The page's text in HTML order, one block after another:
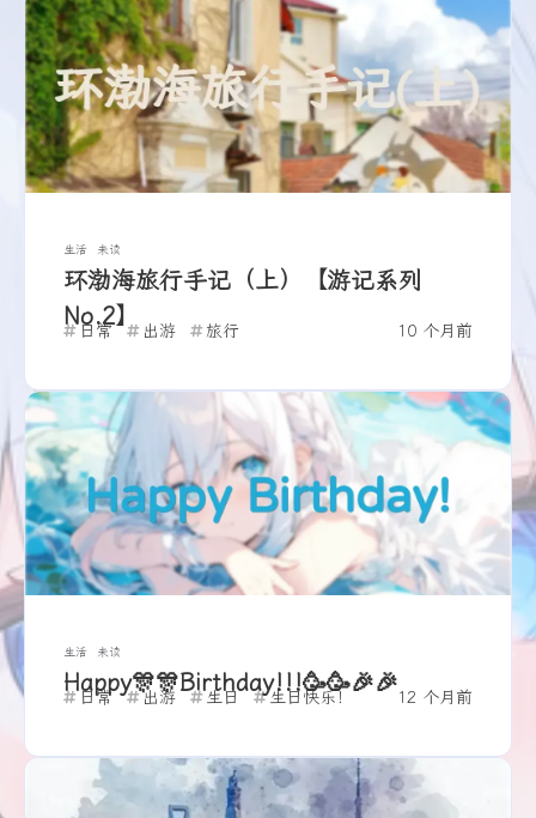
生活 未读
环渤海旅行手记（上）【游记系列
No.2】
日常 出游 旅行 10 个月前
生活 未读
Happy🎊🎊Birthday!!!🥳🥳🎉🎉
日常 出游 生日 生日快乐！ 12 个月前